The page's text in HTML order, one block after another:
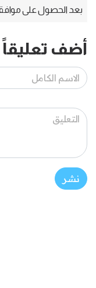
بعد الحصول على
أضف تعليقاً
نشر